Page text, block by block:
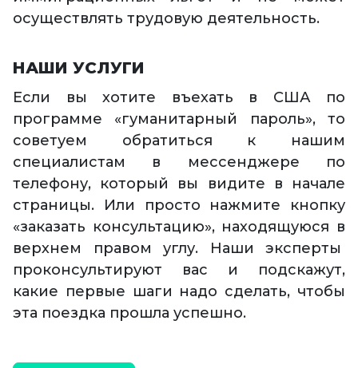
осуществлять трудовую деятельность.
НАШИ УСЛУГИ
Если вы хотите въехать в США по
программе «гуманитарный пароль», то
советуем обратиться к нашим
специалистам в мессенджере по
телефону, который вы видите в начале
страницы. Или просто нажмите кнопку
«заказать консультацию», находящуюся в
верхнем правом углу. Наши эксперты
проконсультируют вас и подскажут,
какие первые шаги надо сделать, чтобы
эта поездка прошла успешно.